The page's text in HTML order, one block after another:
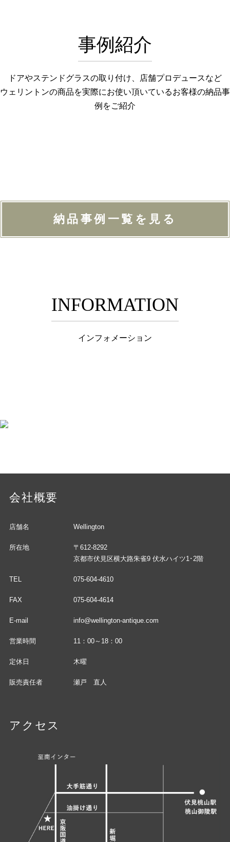
事例紹介
ドアやステンドグラスの取り付け、店舗プロデュースなど
ウェリントンの商品を実際にお使い頂いているお客様の納品事
例をご紹介
納品事例一覧を見る
INFORMATION
インフォメーション
会社概要
店舗名 Wellington
所在地
〒612-8292
京都市伏見区横大路朱雀9 伏水ハイツ1･2階
TEL 075-604-4610
FAX 075-604-4614
E-mail info@wellington-antique.com
営業時間 11：00～18：00
定休日 木曜
販売責任者 瀬戸 直人
アクセス